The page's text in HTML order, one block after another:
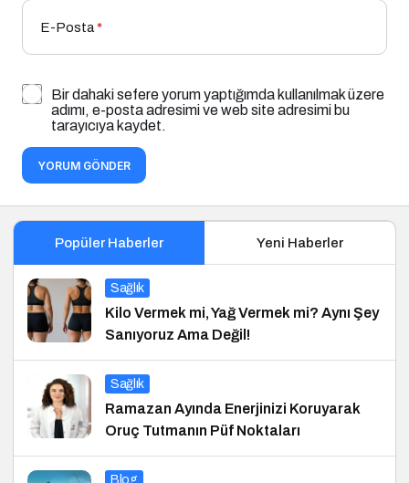
E-Posta*
Bir dahaki sefere yorum yaptığımda kullanılmak üzere
adımı, e-posta adresimi ve web site adresimi bu
tarayıcıya kaydet.
YORUM GÖNDER
Popüler Haberler Yeni Haberler
Sağlık
Kilo Vermek mi, Yağ Vermek mi? Aynı Şey
Sanıyoruz Ama Değil!
Sağlık
Ramazan Ayında Enerjinizi Koruyarak
Oruç Tutmanın Püf Noktaları
Blog